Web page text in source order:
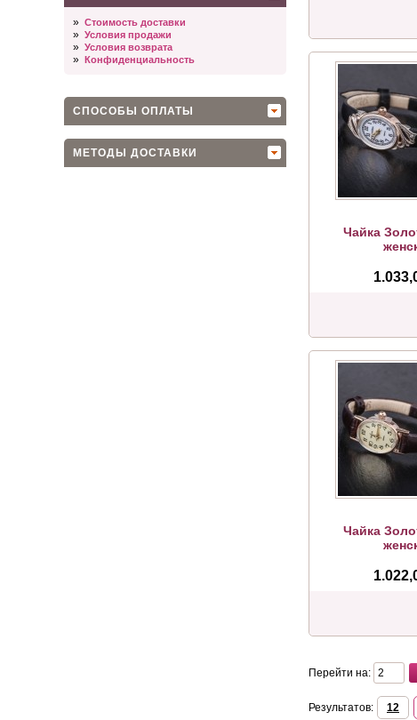
» Стоимость доставки
» Условия продажи
» Условия возврата
» Конфиденциальность
СПОСОБЫ ОПЛАТЫ
МЕТОДЫ ДОСТАВКИ
Чайка
Чайка
Перейти на:
Результатов: 12